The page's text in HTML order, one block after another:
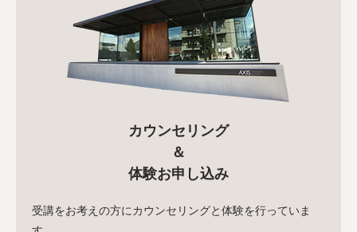
カウンセリング
＆
体験お申し込み
受講をお考えの方にカウンセリングと体験を行っていま